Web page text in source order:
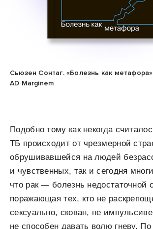
Сьюзен Сонтаг. «Болезнь как
AD Marginem
Подобно тому как некогда
ТБ проис­ходит от чрезмерной
обрушивавшейся на людей
и чувственных, так и сегодня
что рак — болезнь недостаточной
поражающая тех, кто не
сексуально, скован, не
не способен давать волю гневу.